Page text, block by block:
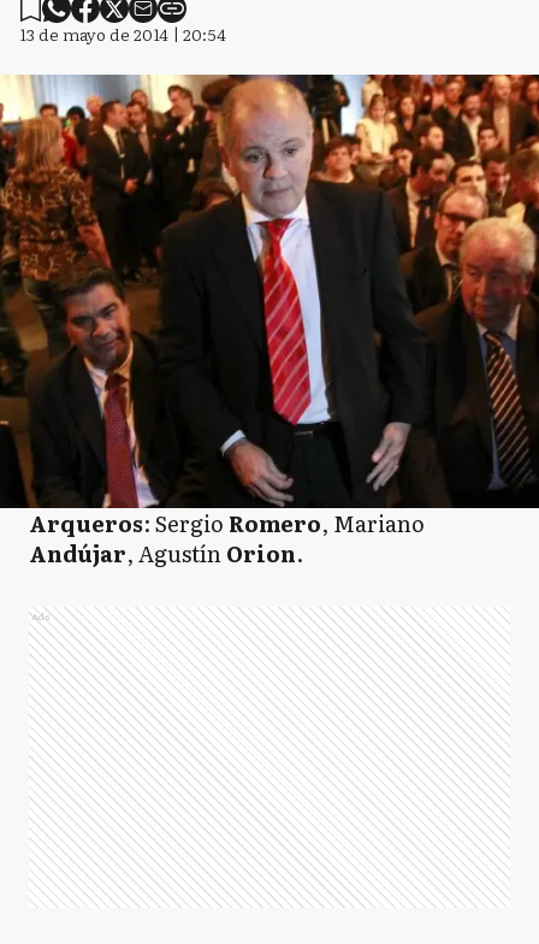
13 de mayo de 2014 | 20:54
Arqueros: Sergio Romero, Mariano
Andújar, AgustínOrion.
Ads